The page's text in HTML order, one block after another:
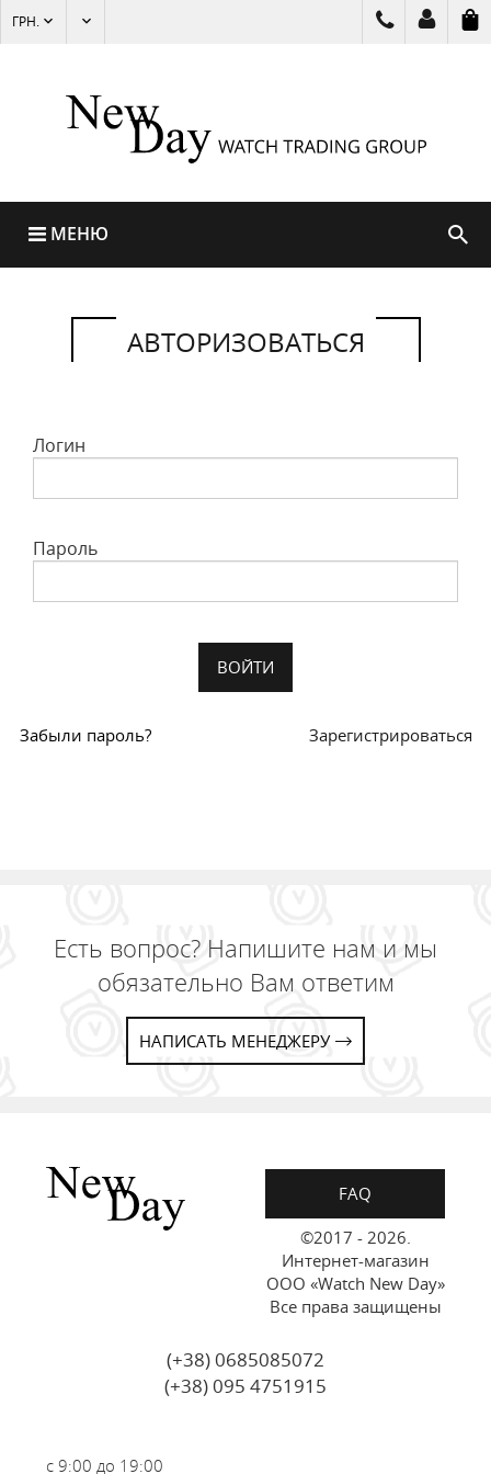
ГРН.
МЕНЮ
АВТОРИЗОВАТЬСЯ
Логин
Пароль
Забыли пароль? Зарегистрироваться
Есть вопрос? Напишите нам и мы
обязательно Вам ответим
НАПИСАТЬ МЕНЕДЖЕРУ
FAQ
©2017 - 2026.
Интернет-магазин
ООО «Watch New Day»
Все права защищены
(+38) 0685085072
(+38) 095 4751915
с 9:00 до 19:00